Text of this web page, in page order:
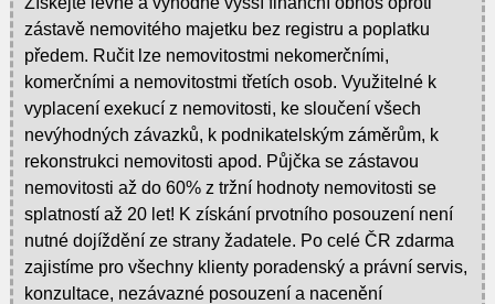
zástavě nemovitého majetku bez registru a poplatku
předem. Ručit lze nemovitostmi nekomerčními,
komerčními a nemovitostmi třetích osob. Využitelné k
vyplacení exekucí z nemovitosti, ke sloučení všech
nevýhodných závazků, k podnikatelským záměrům, k
rekonstrukci nemovitosti apod. Půjčka se zástavou
nemovitosti až do 60% z tržní hodnoty nemovitosti se
splatností až 20 let! K získání prvotního posouzení není
nutné dojíždění ze strany žadatele. Po celé ČR zdarma
zajistíme pro všechny klienty poradenský a právní servis,
konzultace, nezávazné posouzení a nacenění